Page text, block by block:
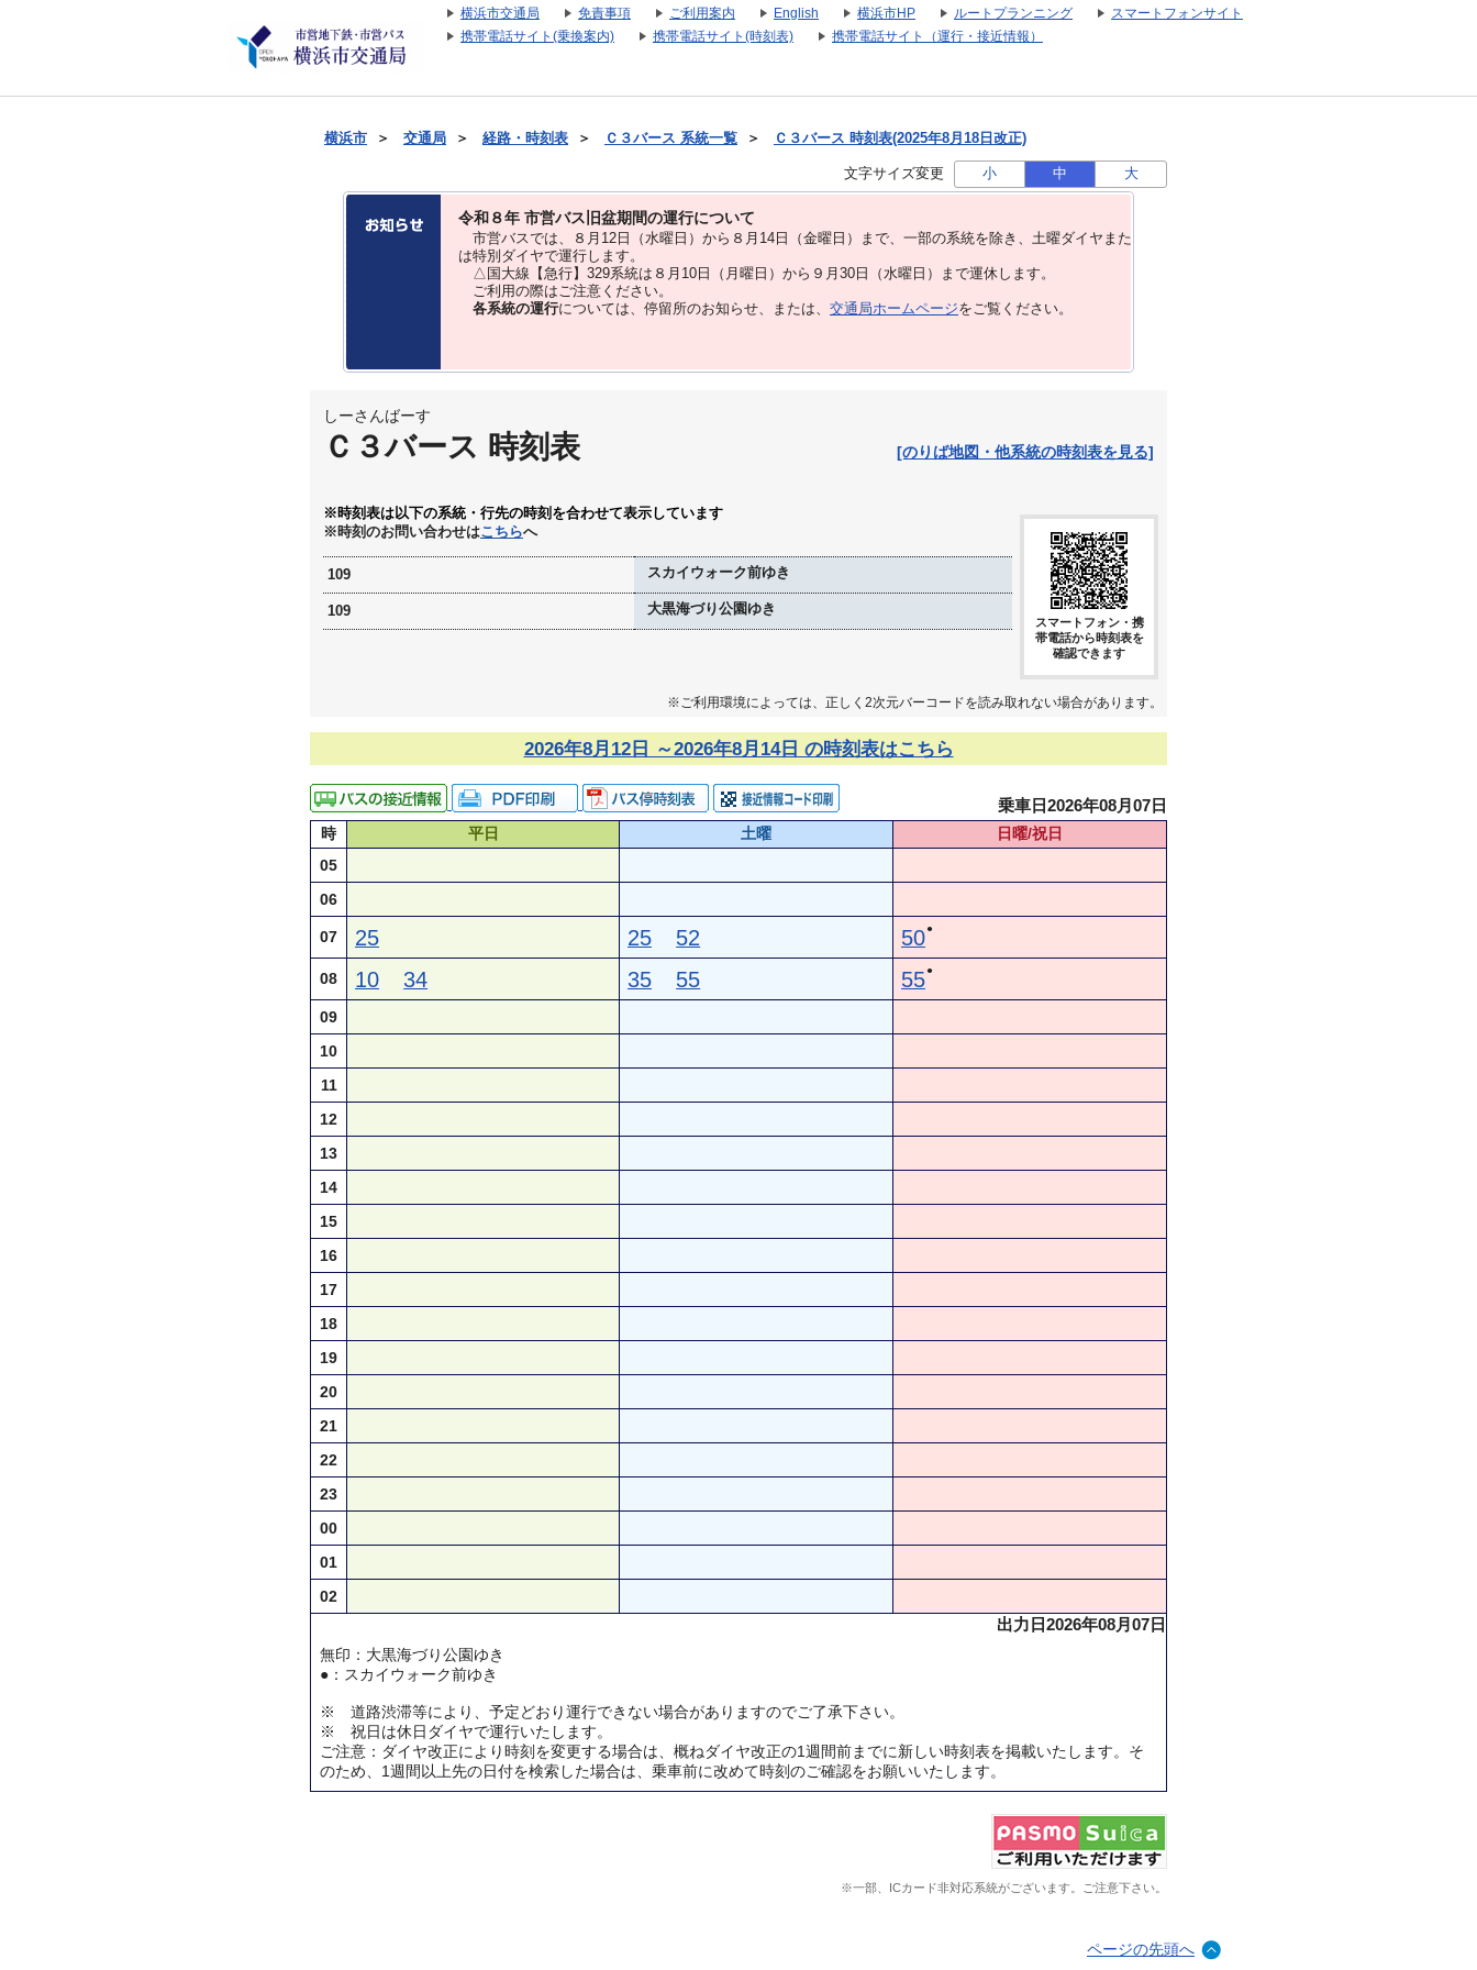
横浜市交通局 免責事項 ご利用案内 English 横浜市HP ルートプランニング
スマートフォンサイト
携帯電話サイト(乗換案内)
携帯電話サイト(時刻表) 携帯電話サイト（運行・接近情報）
横浜市 ＞ 交通局 ＞ 経路・時刻表 ＞ Ｃ３バース 系統一覧 ＞ Ｃ３バース 時刻表(2025年8月18日改正)
文字サイズ変更 小 中 大
令和８年 市営バス旧盆期間の運行について
市営バスでは、８⽉12⽇（水曜日）から８⽉14⽇（金曜日）まで、⼀部の系統を除き、⼟曜ダイヤまた
は特別ダイヤで運⾏します。
△国大線【急行】329系統は８月10日（月曜日）から９月30日（水曜日）まで運休します。
ご利用の際はご注意ください。
各系統の運行については、停留所のお知らせ、または、 交通局ホームページをご覧ください。
しーさんばーす
Ｃ３バース 時刻表 [のりば地図・他系統の時刻表を見る]
※時刻表は以下の系統・行先の時刻を合わせて表示しています
※時刻のお問い合わせはこちらへ
109 スカイウォーク前ゆき
109 大黒海づり公園ゆき
スマートフォン・携
帯電話から時刻表を
確認できます
※ご利用環境によっては、正しく2次元バーコードを読み取れない場合があります。
2026年8月12日 ～2026年8月14日 の時刻表はこちら
乗車日2026年08月07日
時 平日 土曜
日曜/祝日
05
06
07 25 25 52 50●
08 10 34 35 55 55●
09
10
11
12
13
14
15
16
17
18
19
20
21
22
23
00
01
02
出力日2026年08月07日
無印：大黒海づり公園ゆき
●：スカイウォーク前ゆき
※ 道路渋滞等により、予定どおり運行できない場合がありますのでご了承下さい。
※ 祝日は休日ダイヤで運行いたします。
ご注意：ダイヤ改正により時刻を変更する場合は、概ねダイヤ改正の1週間前までに新しい時刻表を掲載いたします。そ
のため、1週間以上先の日付を検索した場合は、乗車前に改めて時刻のご確認をお願いいたします。
※一部、ICカード非対応系統がございます。ご注意下さい。
ページの先頭へ